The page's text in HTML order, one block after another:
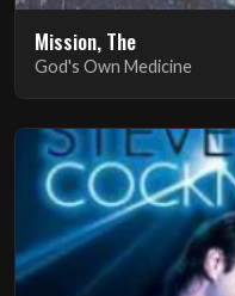
Mission, The
God's Own Medicine